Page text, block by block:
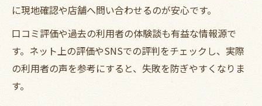
に現地確認や店舗へ問い合わせるのが安心です。
口コミ評価や過去の利用者の体験談も有益な情報源で
す。ネット上の評価やSNSでの評判をチェックし、実際
の利用者の声を参考にすると、失敗を防ぎやすくなりま
す。